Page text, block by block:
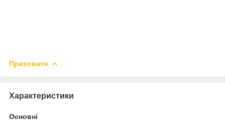
Приховати
Характеристики
Основні